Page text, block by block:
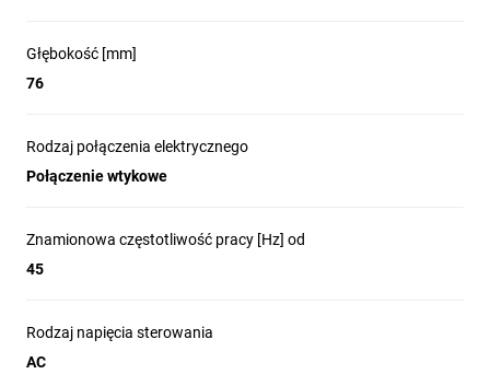
Głębokość [mm]
76
Rodzaj połączenia elektrycznego
Połączenie wtykowe
Znamionowa częstotliwość pracy [Hz] od
45
Rodzaj napięcia sterowania
AC